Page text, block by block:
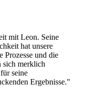
mit Leon. Seine
hat unsere
Prozesse und die
sich merklich
seine
Ergebnisse."